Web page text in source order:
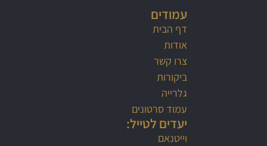
עמודים
דף הבית
אודות
צרו קשר
ביקורות
גלרייה
עמוד סרטונים
יעדים לטייל:
וייטנאם